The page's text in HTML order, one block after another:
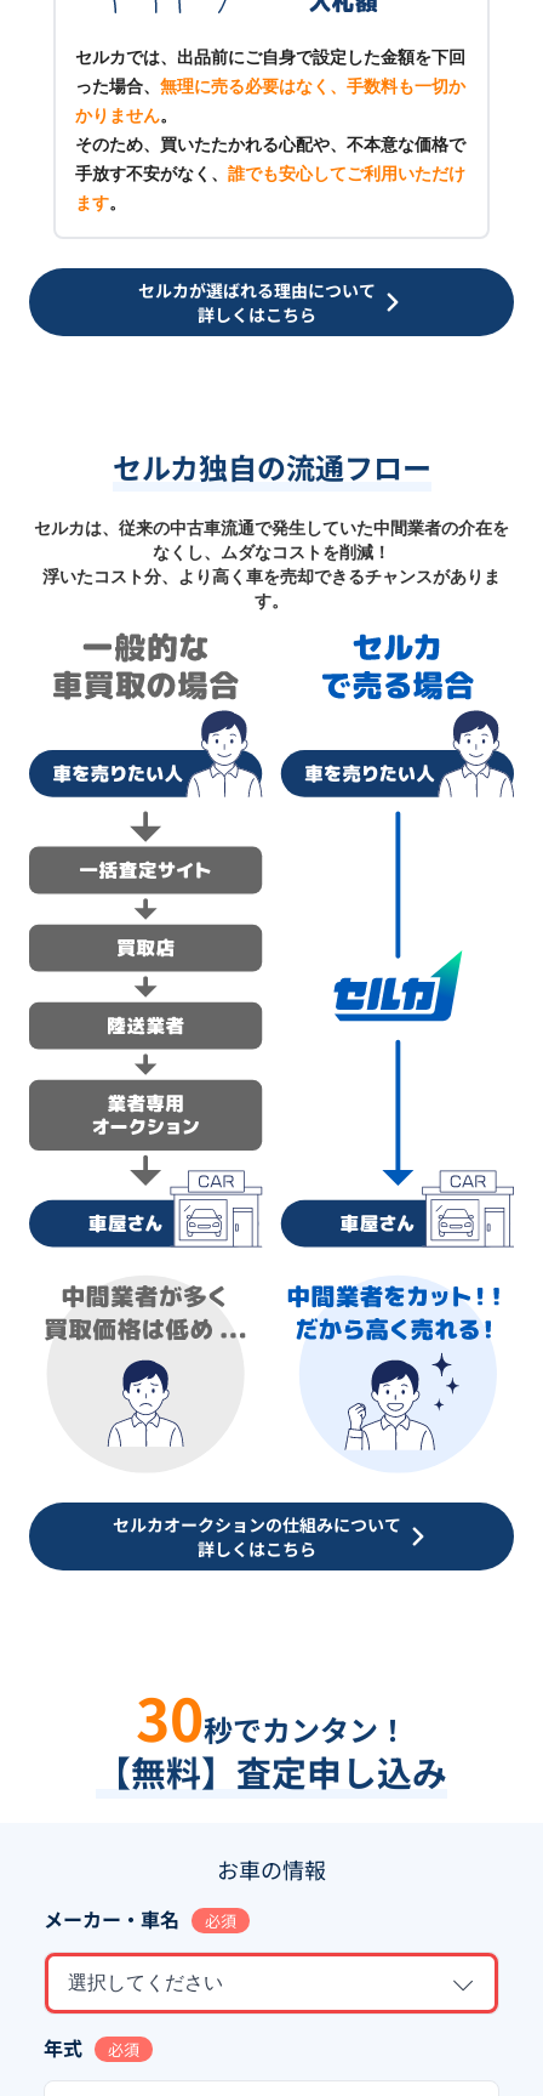
セルカでは、出品前にご自身で設定した金額を下回
った場合、 無理に売る必要はなく、手数料も一切か
かりません。
そのため、買いたたかれる心配や、不本意な価格で
手放す不安がなく、 誰でも安心してご利用いただけ
ます。
セルカが選ばれる理由について
詳しくはこちら
セルカ独自の流通フロー
セルカは、従来の中古車流通で発生していた中間業者の介在を
なくし、ムダなコストを削減！
浮いたコスト分、より高く車を売却できるチャンスがありま
す。
セルカオークションの仕組みについて
詳しくはこちら
30秒でカンタン！
【無料】査定申し込み
お車の情報
メーカー・車名 必須
選択してください
年式 必須